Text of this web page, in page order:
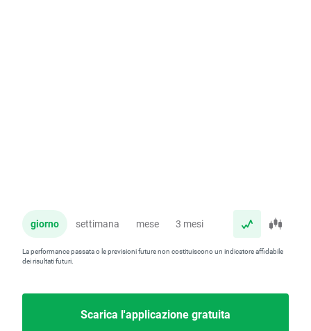
giorno settimana mese 3 mesi anno
La performance passata o le previsioni future non costituiscono un indicatore affidabile
dei risultati futuri.
Scarica l'applicazione gratuita